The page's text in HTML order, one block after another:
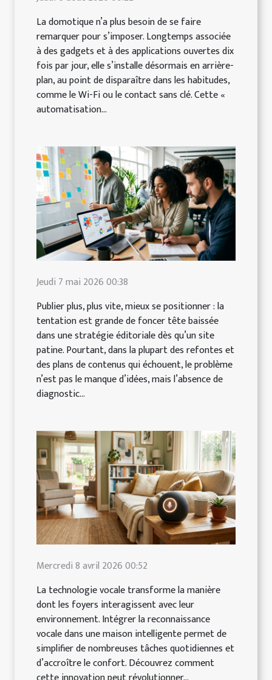
La domotique n’a plus besoin de se faire
remarquer pour s’imposer. Longtemps associée
à des gadgets et à des applications ouvertes dix
fois par jour, elle s’installe désormais en arrière-
plan, au point de disparaître dans les habitudes,
comme le Wi-Fi ou le contact sans clé. Cette «
automatisation...
Jeudi 7 mai 2026 00:38
Publier plus, plus vite, mieux se positionner : la
tentation est grande de foncer tête baissée
dans une stratégie éditoriale dès qu’un site
patine. Pourtant, dans la plupart des refontes et
des plans de contenus qui échouent, le problème
n’est pas le manque d’idées, mais l’absence de
diagnostic...
Mercredi 8 avril 2026 00:52
La technologie vocale transforme la manière
dont les foyers interagissent avec leur
environnement. Intégrer la reconnaissance
vocale dans une maison intelligente permet de
simplifier de nombreuses tâches quotidiennes et
d’accroître le confort. Découvrez comment